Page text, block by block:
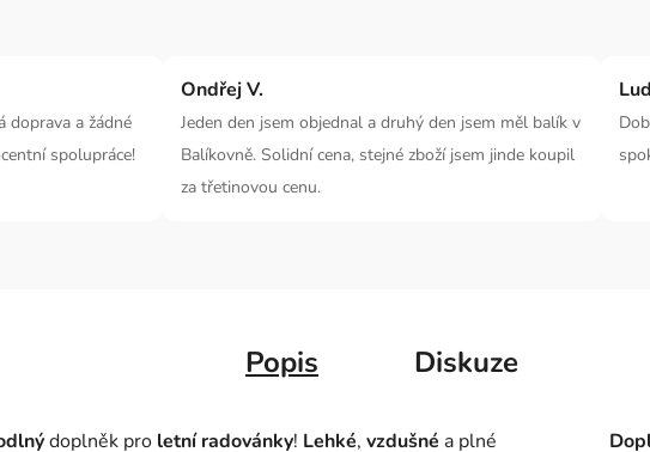
doprava a žádné
spolupráce!
Ondřej V.
Jeden den jsem objednal a druhý den jsem měl balík v
Balíkovně. Solidní cena, stejné zboží jsem jinde koupil
za třetinovou cenu.
Popis Diskuze
doplněk pro letní radovánky! Lehké, vzdušné a plné